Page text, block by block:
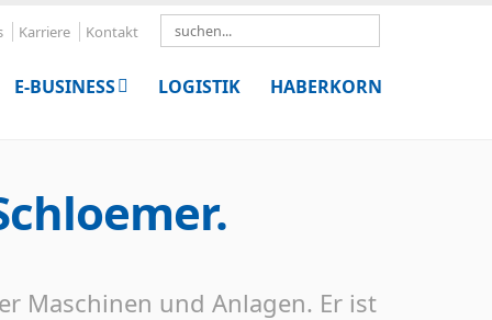
Karriere Kontakt
E-BUSINESS LOGISTIK HABERKORN
Maschinen und Anlagen. Er ist